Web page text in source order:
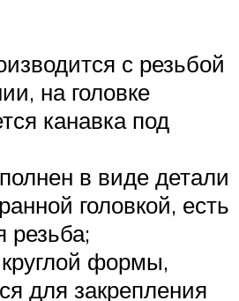
с резьбой
на головке
канавка под
в виде детали
головкой, есть
резьба;
формы,
для закрепления